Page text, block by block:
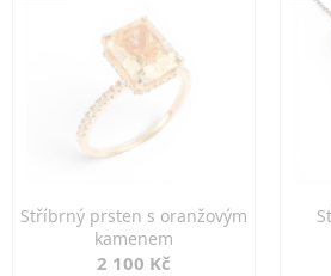
Stříbrný prsten s oranžovým
kamenem
2 100 Kč